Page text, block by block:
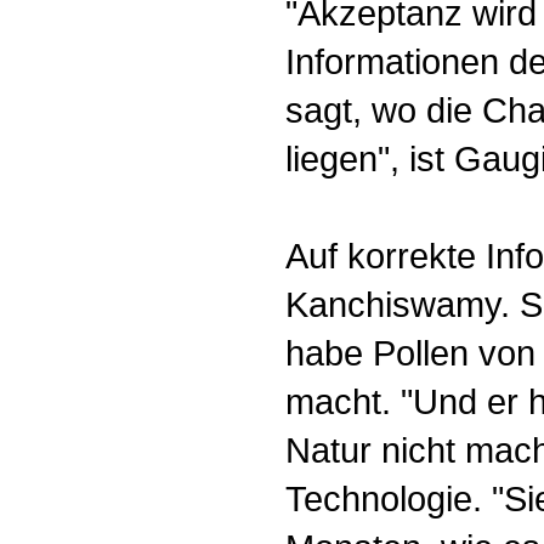
"Akzeptanz
Informationen
sagt, wo die
liegen", ist
Auf korrekte
Kanchiswamy.
habe Pollen
macht. "Und er
Natur nicht
Technologie.